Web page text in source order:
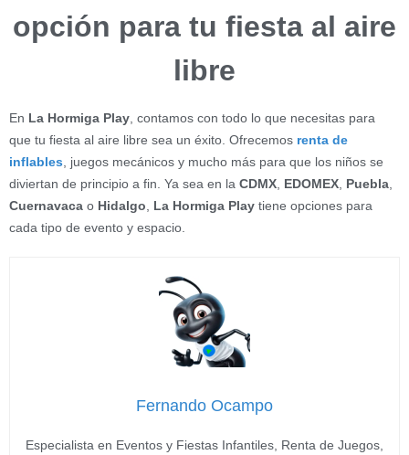
opción para tu fiesta al aire
libre
En La Hormiga Play , contamos con todo lo que necesitas para
que tu fiesta al aire libre sea un éxito. Ofrecemos renta de
inflables , juegos mecánicos y mucho más para que los niños se
diviertan de principio a fin. Ya sea en la CDMX EDOMEX Puebla
Cuernavaca o Hidalgo La Hormiga Play tiene opciones para
cada tipo de evento y espacio.
Fernando Ocampo
Especialista en Eventos y Fiestas Infantiles, Renta de Juegos,